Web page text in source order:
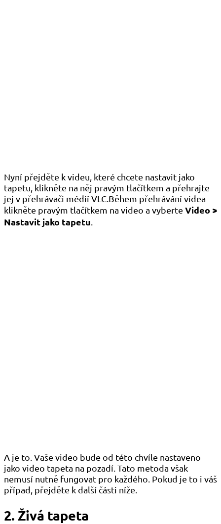
Nyní přejděte k videu, které chcete nastavit jako
tapetu, klikněte na něj pravým tlačítkem a přehrajte
jej v přehrávači médií VLC.Během přehrávání videa
klikněte pravým tlačítkem na video a vyberte Video >
Nastavit jako tapetu.
A je to. Vaše video bude od této chvíle nastaveno
jako video tapeta na pozadí. Tato metoda však
nemusí nutně fungovat pro každého. Pokud je to i váš
případ, přejděte k další části níže.
2. Živá tapeta